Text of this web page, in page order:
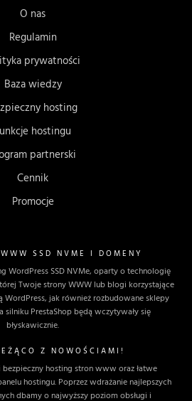
O nas
Regulamin
prywatności
Baza wiedzy
hosting
hostingu
partnerski
Cennik
Promocje
SSD NVME I DOMENY
WordPress SSD NVMe, oparty o technologię
Twoje strony WWW lub blogi korzystające
WordPress, jak również rozbudowane sklepy
silniku PrestaShop będą wczytywały się
błyskawicznie.
Z NOWOŚCIAMI!
bezpieczny hosting stron www oraz łatwe
hostingu. Poprzez wdrażanie najlepszych
dbamy o najwyższy poziom obsługi i